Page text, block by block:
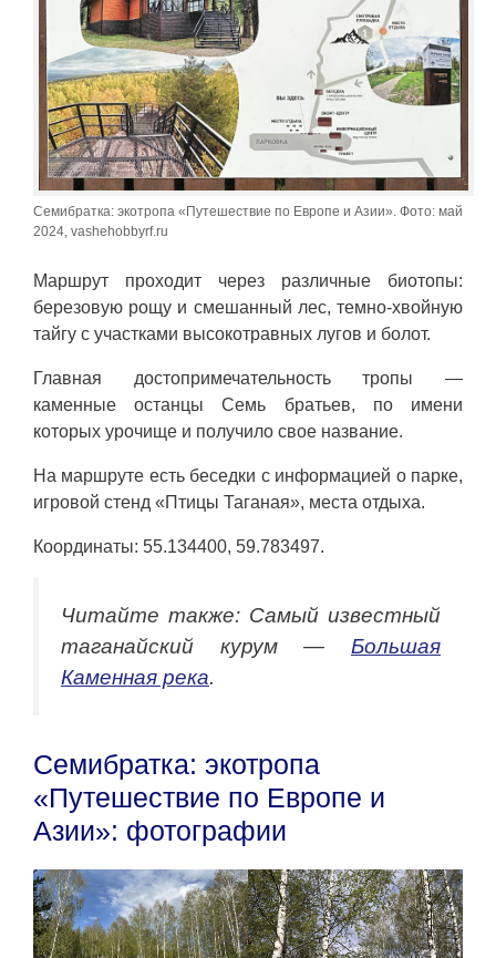
Семибратка: экотропа «Путешествие по Европе и Азии». Фото: май
2024, vashehobbyrf.ru
Маршрут проходит через различные биотопы:
березовую рощу и смешанный лес, темно-хвойную
тайгу с участками высокотравных лугов и болот.
Главная достопримечательность тропы —
каменные останцы Семь братьев, по имени
которых урочище и получило свое название.
На маршруте есть беседки с информацией о парке,
игровой стенд «Птицы Таганая», места отдыха.
Координаты: 55.134400, 59.783497.
Читайте также: Самый известный
таганайский курум — Большая
Каменная река.
Семибратка: экотропа
«Путешествие по Европе и
Азии»: фотографии